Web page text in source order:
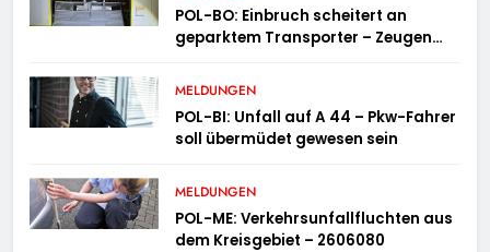
POL-BO: Einbruch scheitert an
geparktem Transporter – Zeugen
MELDUNGEN
POL-BI: Unfall auf A 44 – Pkw-Fahrer
soll übermüdet gewesen sein
MELDUNGEN
POL-ME: Verkehrsunfallfluchten aus
dem Kreisgebiet – 2606080